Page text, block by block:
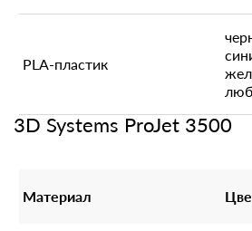
PLA-пластик
3D Systems ProJet 3500
Материал